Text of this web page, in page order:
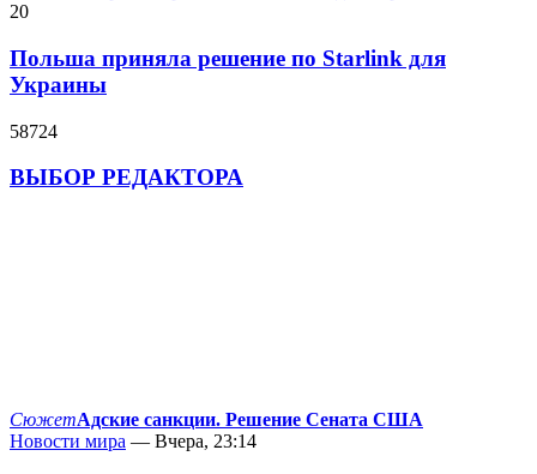
20
Польша приняла решение по Starlink для
Украины
58724
ВЫБОР РЕДАКТОРА
СюжетАдские санкции. Решение Сената США
Новости мира — Вчера, 23:14